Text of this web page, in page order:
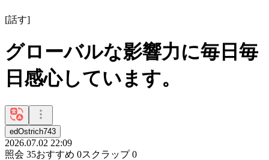
[話す]
グローバルな影響力に毎日毎
日感心しています。
edOstrich743
2026.07.02 22:09
照会 35おすすめ 0スクラップ 0